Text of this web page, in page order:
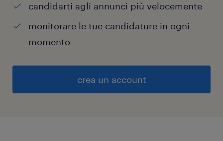
candidarti agli annunci più velocemente
monitorare le tue candidature in ogni
momento
crea un account